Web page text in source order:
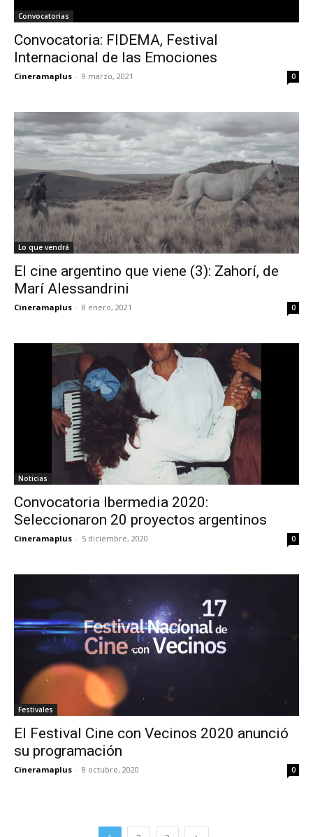
Convocatorias
Convocatoria: FIDEMA, Festival
Internacional de las Emociones
Cineramaplus - 9 marzo, 2021 0
Lo que vendrá
El cine argentino que viene (3): Zahorí, de
Marí Alessandrini
Cineramaplus - 8 enero, 2021 0
Noticias
Convocatoria Ibermedia 2020:
Seleccionaron 20 proyectos argentinos
Cineramaplus - 5 diciembre, 2020 0
Festivales
El Festival Cine con Vecinos 2020 anunció
su programación
Cineramaplus - 8 octubre, 2020 0